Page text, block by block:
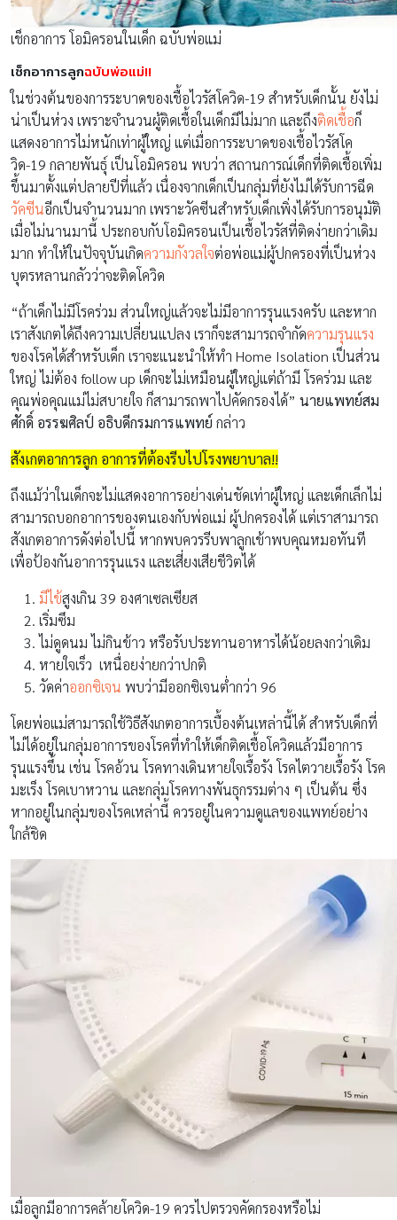
เช็กอาการ โอมิครอนในเด็ก ฉบับพ่อแม่
เช็กอาการลูกฉบับพ่อแม่!!
ในช่วงต้นของการระบาดของเชื้อไวรัสโควิด-19 สำหรับเด็กนั้น ยังไม่
น่าเป็นห่วง เพราะจำนวนผู้ติดเชื้อในเด็กมีไม่มาก และถึงติดเชื้อก็
แสดงอาการไม่หนักเท่าผู้ใหญ่ แต่เมื่อการระบาดของเชื้อไวรัสโค
วิด-19 กลายพันธุ์ เป็นโอมิครอน พบว่า สถานการณ์เด็กที่ติดเชื้อเพิ่ม
ขึ้นมาตั้งแต่ปลายปีที่แล้ว เนื่องจากเด็กเป็นกลุ่มที่ยังไม่ได้รับการฉีด
วัคซีนอีกเป็นจำนวนมาก เพราะวัคซีนสำหรับเด็กเพิ่งได้รับการอนุมัติ
เมื่อไม่นานมานี้ ประกอบกับโอมิครอนเป็นเชื้อไวรัสที่ติดง่ายกว่าเดิม
มาก ทำให้ในปัจจุบันเกิดความกังวลใจต่อพ่อแม่ผู้ปกครองที่เป็นห่วง
บุตรหลานกลัวว่าจะติดโควิด
“ถ้าเด็กไม่มีโรคร่วม ส่วนใหญ่แล้วจะไม่มีอาการรุนแรงครับ และหาก
เราสังเกตได้ถึงความเปลี่ยนแปลง เราก็จะสามารถจำกัดความรุนแรง
ของโรคได้สำหรับเด็ก เราจะแนะนำให้ทำ Home Isolation เป็นส่วน
ใหญ่ ไม่ต้อง follow up เด็กจะไม่เหมือนผู้ใหญ่แต่ถ้ามี โรคร่วม และ
คุณพ่อคุณแม่ไม่สบายใจ ก็สามารถพาไปคัดกรองได้” นายแพทย์สม
ศักดิ์ อรรฆศิลป์ อธิบดีกรมการแพทย์ กล่าว
สังเกตอาการลูก อาการที่ต้องรีบไปโรงพยาบาล!!
ถึงแม้ว่าในเด็กจะไม่แสดงอาการอย่างเด่นชัดเท่าผู้ใหญ่ และเด็กเล็กไม่
สามารถบอกอาการของตนเองกับพ่อแม่ ผู้ปกครองได้ แต่เราสามารถ
สังเกตอาการดังต่อไปนี้ หากพบควรรีบพาลูกเข้าพบคุณหมอทันที
เพื่อป้องกันอาการรุนแรง และเสี่ยงเสียชีวิตได้
มีไข้สูงเกิน 39 องศาเซลเซียส
เริ่มซึม
ไม่ดูดนม ไม่กินข้าว หรือรับประทานอาหารได้น้อยลงกว่าเดิม
หายใจเร็ว เหนื่อยง่ายกว่าปกติ
วัดค่าออกซิเจน พบว่ามีออกซิเจนต่ำกว่า 96
โดยพ่อแม่สามารถใช้วิธีสังเกตอาการเบื้องต้นเหล่านี้ได้ สำหรับเด็กที่
ไม่ได้อยู่ในกลุ่มอาการของโรคที่ทำให้เด็กติดเชื้อโควิดแล้วมีอาการ
รุนแรงขึ้น เช่น โรคอ้วน โรคทางเดินหายใจเรื้อรัง โรคไตวายเรื้อรัง โรค
มะเร็ง โรคเบาหวาน และกลุ่มโรคทางพันธุกรรมต่าง ๆ เป็นต้น ซึ่ง
หากอยู่ในกลุ่มของโรคเหล่านี้ ควรอยู่ในความดูแลของแพทย์อย่าง
ใกล้ชิด
เมื่อลูกมีอาการคล้ายโควิด-19 ควรไปตรวจคัดกรองหรือไม่